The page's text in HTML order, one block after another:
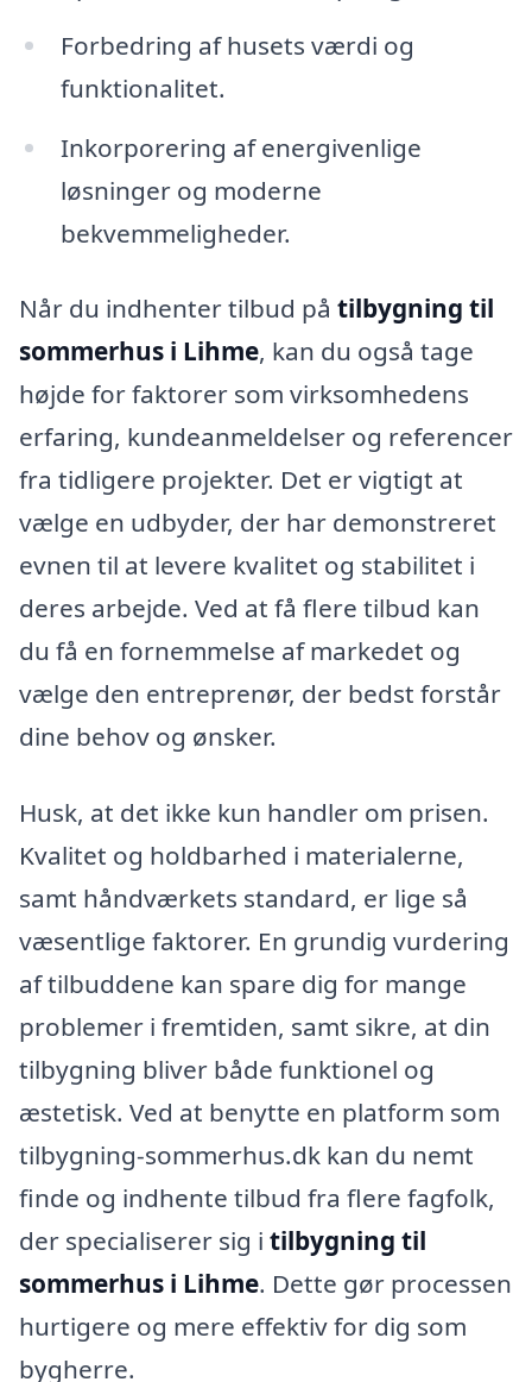
Forbedring af husets værdi og
funktionalitet.
Inkorporering af energivenlige
løsninger og moderne
bekvemmeligheder.
Når du indhenter tilbud på tilbygning til
sommerhus i Lihme, kan du også tage
højde for faktorer som virksomhedens
erfaring, kundeanmeldelser og referencer
fra tidligere projekter. Det er vigtigt at
vælge en udbyder, der har demonstreret
evnen til at levere kvalitet og stabilitet i
deres arbejde. Ved at få flere tilbud kan
du få en fornemmelse af markedet og
vælge den entreprenør, der bedst forstår
dine behov og ønsker.
Husk, at det ikke kun handler om prisen.
Kvalitet og holdbarhed i materialerne,
samt håndværkets standard, er lige så
væsentlige faktorer. En grundig vurdering
af tilbuddene kan spare dig for mange
problemer i fremtiden, samt sikre, at din
tilbygning bliver både funktionel og
æstetisk. Ved at benytte en platform som
tilbygning-sommerhus.dk kan du nemt
finde og indhente tilbud fra flere fagfolk,
der specialiserer sig i tilbygning til
sommerhus i Lihme. Dette gør processen
hurtigere og mere effektiv for dig som
bygherre.